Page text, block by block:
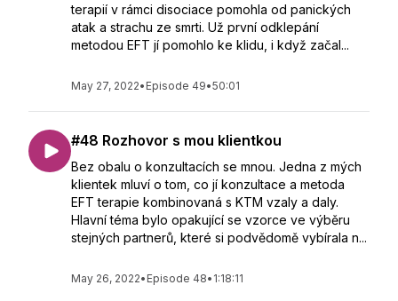
terapií v rámci disociace pomohla od panických
atak a strachu ze smrti. Už první odklepání
metodou EFT jí pomohlo ke klidu, i když začal...
May 27, 2022• Episode 49•50:01
#48 Rozhovor s mou klientkou
Bez obalu o konzultacích se mnou. Jedna z mých
klientek mluví o tom, co jí konzultace a metoda
EFT terapie kombinovaná s KTM vzaly a daly.
Hlavní téma bylo opakující se vzorce ve výběru
stejných partnerů, které si podvědomě vybírala n...
May 26, 2022• Episode 48• 1:18:11